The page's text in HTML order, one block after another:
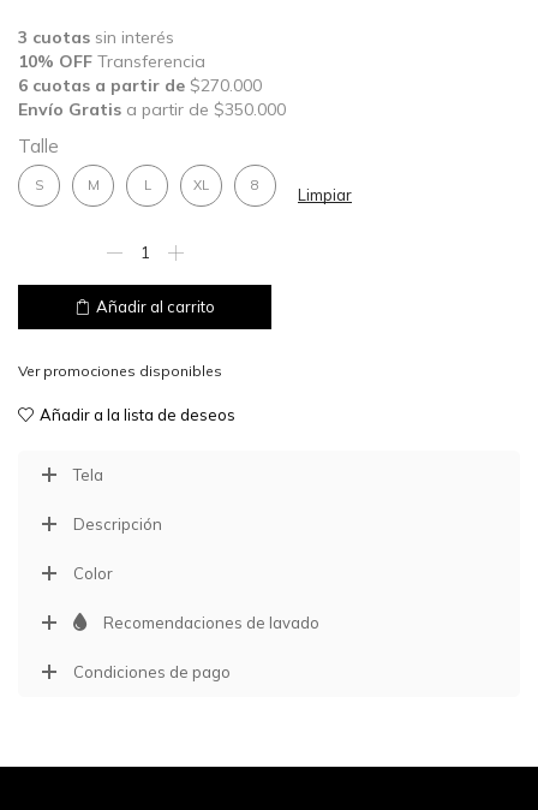
3 cuotas sin interés
10% OFF Transferencia
6 cuotas a partir de $270.000
Envío Gratis a partir de $350.000
Talle
S M L XL 8
Limpiar
Añadir al carrito
Ver promociones disponibles
Añadir a la lista de deseos
Tela
Descripción
Color
Recomendaciones de lavado
Condiciones de pago